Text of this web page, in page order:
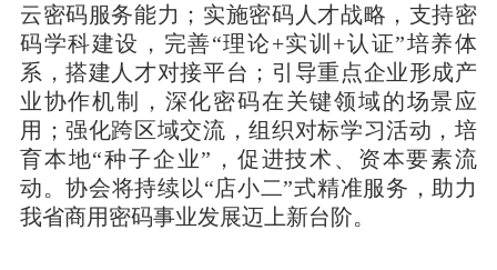
云密码服务能力；实施密码人才战略，支持密
码学科建设，完善“理论+实训+认证”培养体
系，搭建人才对接平台；引导重点企业形成产
业协作机制，深化密码在关键领域的场景应
用；强化跨区域交流，组织对标学习活动，培
育本地“种子企业”，促进技术、资本要素流
动。协会将持续以“店小二”式精准服务，助力
我省商用密码事业发展迈上新台阶。